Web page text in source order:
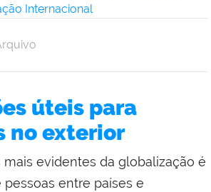
Internacional
úteis para
no exterior
evidentes da globalização é
entre países e